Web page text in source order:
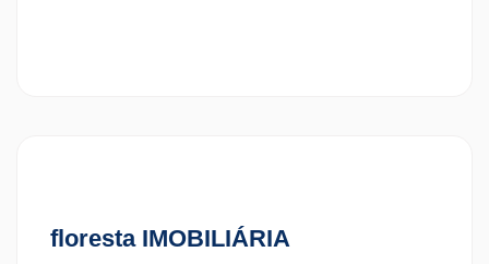
floresta IMOBILIÁRIA